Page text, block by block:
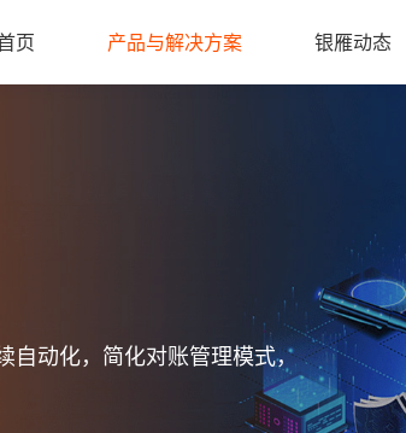
页 产品与解决方案 银雁动态
自动化，简化对账管理模式，